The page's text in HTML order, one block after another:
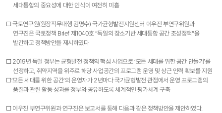
세대통합의 중요성에 대한 인식이 여전히 미흡
□ 국토연구원(원장직무대행 김명수) 국가균형발전지원센터 이우진 부연구위원과
연구진은 국토정책 Brief 제1040호 “독일의 장소기반 세대통합 공간 조성정책”을
발간하고 정책방안을 제시하였다
□ 2019년 독일 정부는 균형발전 정책의 핵심 사업으로 ‘모든 세대를 위한 공간 만들기’를
선정하고, 취약지역을 위주로 해당 사업공간의 프로그램 운영 및 상근 인력 확보를 지원
□‘모든 세대를 위한 공간’의 운영자가 2년마다 국가균형발전 관점에서 운영 프로그램의
품질과 관련 활동 성과를 정부와 공유하도록 체계적인 평가체계 구축
□ 이우진 부연구위원과 연구진은 보고서를 통해 다음과 같은 정책방안을 제안하였다.